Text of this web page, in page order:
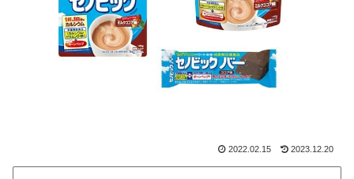
2022.02.15 2023.12.20